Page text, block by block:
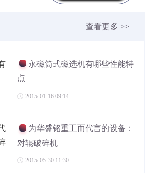
查看更多 >>
永磁筒式磁选机有哪些性能特
点
2015-01-16 09:14
为华盛铭重工而代言的设备：
对辊破碎机
2015-05-30 11:30